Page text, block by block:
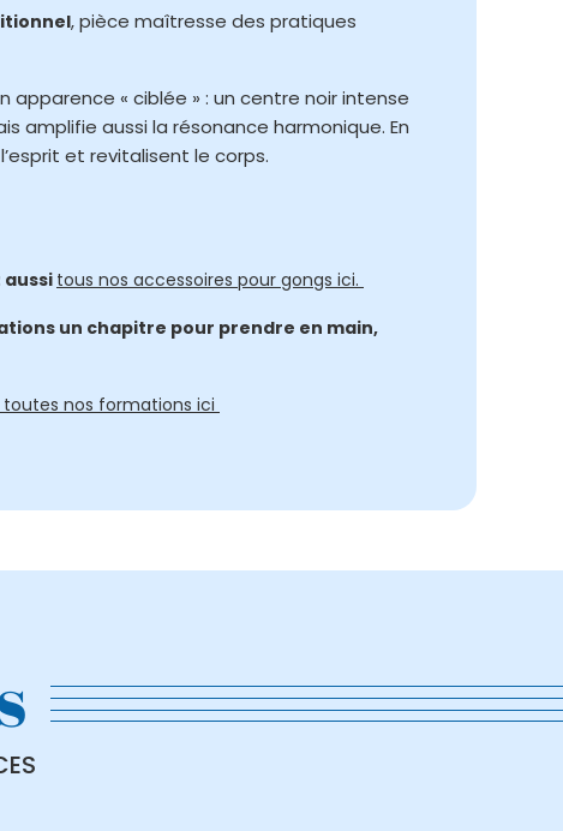
, pièce maîtresse des pratiques
apparence « ciblée » : un centre noir intense
amplifie aussi la résonance harmonique. En
et revitalisent le corps.
aussitous nos accessoires pour gongs ici.
un chapitre pour prendre en main,
toutes nos formations ici